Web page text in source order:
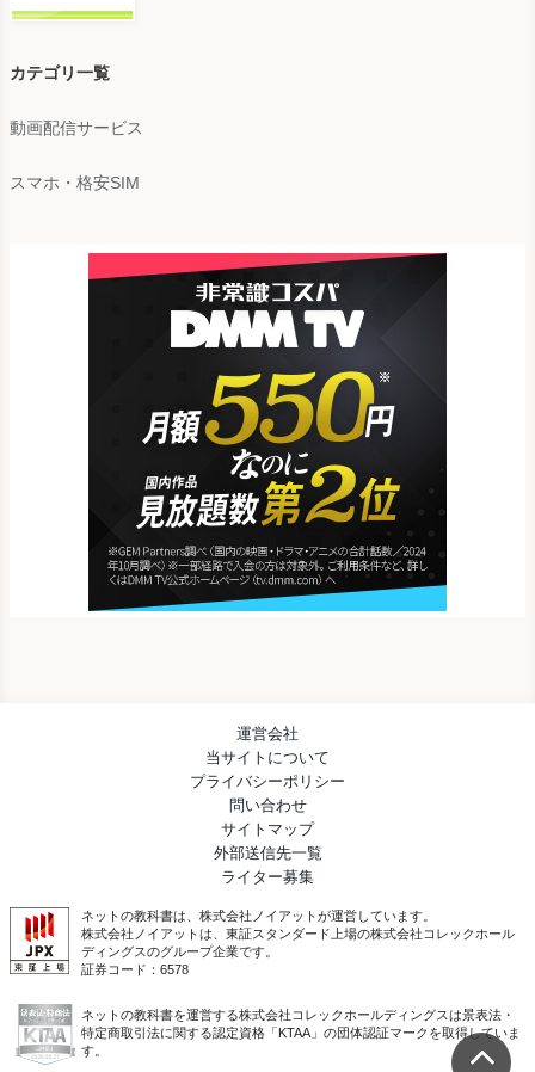
カテゴリ一覧
動画配信サービス
スマホ・格安SIM
運営会社
当サイトについて
プライバシーポリシー
問い合わせ
サイトマップ
外部送信先一覧
ライター募集
ネットの教科書は、株式会社ノイアットが運営しています。
株式会社ノイアットは、東証スタンダード上場の株式会社コレックホール
ディングスのグループ企業です。
証券コード：6578
ネットの教科書を運営する株式会社コレックホールディングスは景表法・
特定商取引法に関する認定資格「KTAA」の団体認証マークを取得していま
す。